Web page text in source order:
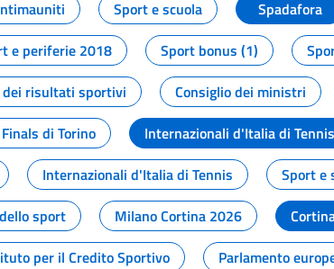
Sport e scuola Spadafora
e periferie 2018 Sport bonus (1)
dei risultati sportivi
Consiglio dei ministri
Finals di Torino Internazionali d'Italia di
Internazionali d'Italia di Tennis Sport e
sport Milano Cortina 2026
per il Credito Sportivo Parlamento